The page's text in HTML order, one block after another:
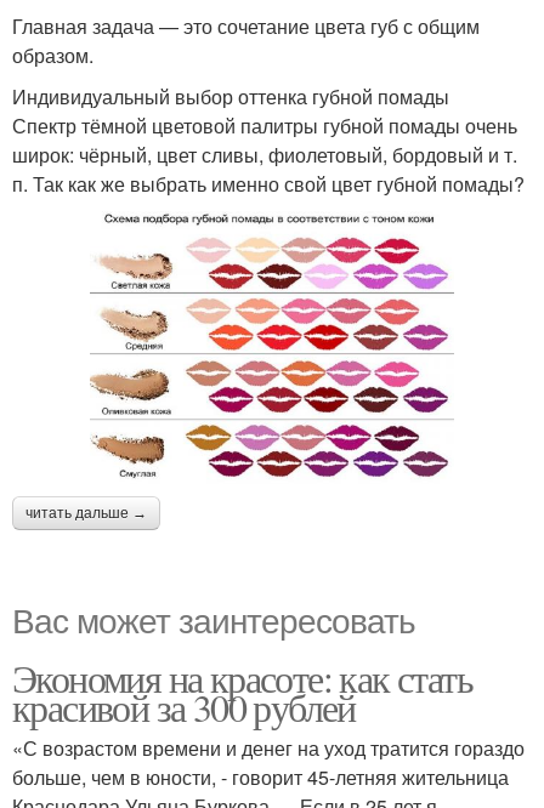
Главная задача — это сочетание цвета губ с общим
образом.
Индивидуальный выбор оттенка губной помады
Спектр тёмной цветовой палитры губной помады очень
широк: чёрный, цвет сливы, фиолетовый, бордовый и т.
п. Так как же выбрать именно свой цвет губной помады?
читать дальше →
Вас может заинтересовать
Экономия на красоте: как стать
красивой за 300 рублей
«С возрастом времени и денег на уход тратится гораздо
больше, чем в юности, - говорит 45-летняя жительница